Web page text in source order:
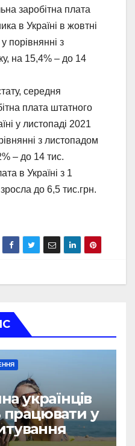
заробітна плата
в Україні в жовтні
порівнянні з
на 15,4% – до 14
середня
плата штатного
у листопаді 2021
з листопадом
– до 14 тис.
в Україні з 1
до 6,5 тис.грн.
українців
у